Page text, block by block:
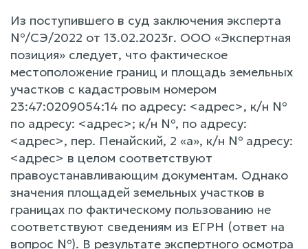
Из поступившего в суд заключения эксперта
№/СЭ/2022 от 13.02.2023г. ООО «Экспертная
позиция» следует, что фактическое
местоположение границ и площадь земельных
участков с кадастровым номером
23:47:0209054:14 по адресу: <адрес>, к/н №
по адресу: <адрес>; к/н №, по адресу:
<адрес>, пер. Пенайский, 2 «а», к/н № адресу:
<адрес> в целом соответствуют
правоустанавливающим документам. Однако
значения площадей земельных участков в
границах по фактическому пользованию не
соответствуют сведениям из ЕГРН (ответ на
вопрос №). В результате экспертного осмотра